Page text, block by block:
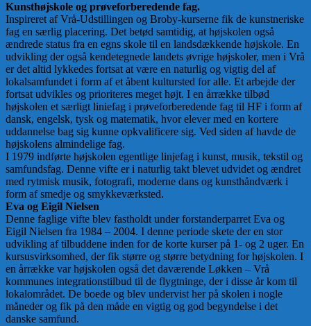
Kunsthøjskole og prøveforberedende fag.
Inspireret af Vrå-Udstillingen og Broby-kurserne fik de kunstneriske
fag en særlig placering. Det betød samtidig, at højskolen også
ændrede status fra en egns skole til en landsdækkende højskole. En
udvikling der også kendetegnede landets øvrige højskoler, men i Vrå
er det altid lykkedes fortsat at være en naturlig og vigtig del af
lokalsamfundet i form af et åbent kultursted for alle. Et arbejde der
fortsat udvikles og prioriteres meget højt. I en årrække tilbød
højskolen et særligt liniefag i prøveforberedende fag til HF i form af
dansk, engelsk, tysk og matematik, hvor elever med en kortere
uddannelse bag sig kunne opkvalificere sig. Ved siden af havde de
højskolens almindelige fag.
I 1979 indførte højskolen egentlige linjefag i kunst, musik, tekstil og
samfundsfag. Denne vifte er i naturlig takt blevet udvidet og ændret
med rytmisk musik, fotografi, moderne dans og kunsthåndværk i
form af smedje og smykkeværksted.
Eva og Eigil Nielsen
Denne faglige vifte blev fastholdt under forstanderparret Eva og
Eigil Nielsen fra 1984 – 2004. I denne periode skete der en stor
udvikling af tilbuddene inden for de korte kurser på 1- og 2 uger. En
kursusvirksomhed, der fik større og større betydning for højskolen. I
en årrække var højskolen også det daværende Løkken – Vrå
kommunes integrationstilbud til de flygtninge, der i disse år kom til
lokalområdet. De boede og blev undervist her på skolen i nogle
måneder og fik på den måde en vigtig og god begyndelse i det
danske samfund.